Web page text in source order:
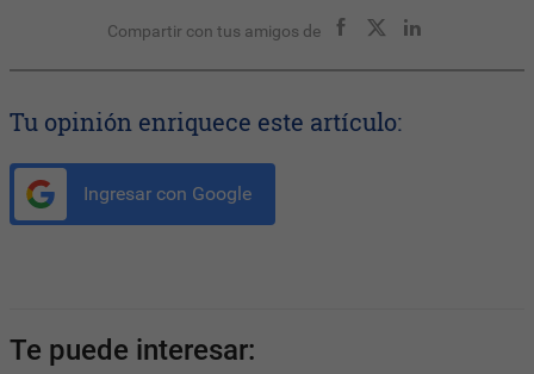
Compartir con tus amigos de
Tu opinión enriquece este artículo:
Ingresar con Google
Te puede interesar: